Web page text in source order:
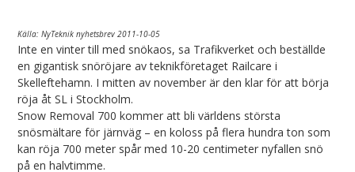
Källa: NyTeknik nyhetsbrev 2011-10-05
Inte en vinter till med snökaos, sa Trafikverket och beställde
en gigantisk snöröjare av teknikföretaget Railcare i
Skelleftehamn. I mitten av november är den klar för att börja
röja åt SL i Stockholm.
Snow Removal 700 kommer att bli världens största
snösmältare för järnväg – en koloss på flera hundra ton som
kan röja 700 meter spår med 10-20 centimeter nyfallen snö
på en halvtimme.